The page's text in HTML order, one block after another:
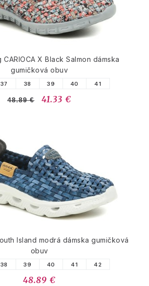
X Black Salmon dámska
gumičková obuv
37 38 39 40 41
48.89 € 41.33 €
Island modrá dámska gumičková
obuv
38 39 40 41 42
48.89 €